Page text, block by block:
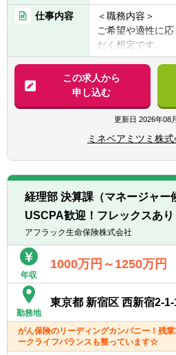
表科目の合格者
■監査法人にて事
する方
■下記いずれかの
・IFRS
・M&Aにおける
・企業価値評価
・アドバイザリー
＜歓迎＞
仕事内容
＜職務内容＞
ご希望や適性に
だく想定です。
―決算業務（連結
―税務申告関連
―企業買収にかか
―各種プロジェク
＜募集背景＞
売上2.5兆円への
収や海外展開を
成長を支える熱
フを募集しており
＜経験できること
専門のご経験を
ルアップが可能で
東京本部の経理部
その中でも、①
か各プロジェク
います。
この求人から
申し込む
更新日 2026年08
ミネベアミツミ株
経理部 決算課（マネージャー
USCPA歓迎！フレックスあり
アフラック生命保険株式会社
年収
1000万円～1250万円
勤務地
東京都 新宿区 西新宿2-1-
がん保険のリーディングカンパニー！残
ークライフバランスも整っています☆